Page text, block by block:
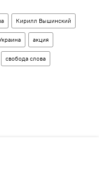
Кирилл Вышинский
акция
свобода слова